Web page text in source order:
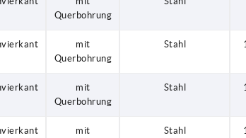
Querbohrung
mit
Querbohrung
Stahl
mit
Querbohrung
Stahl
mit
Stahl